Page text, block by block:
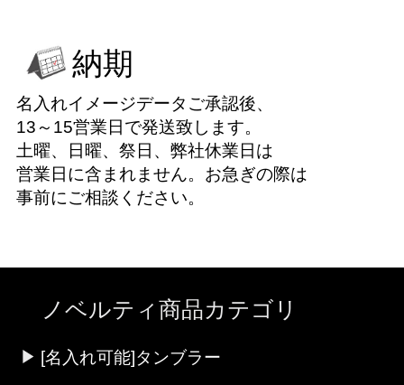
納期
名入れイメージデータご承認後、
13～15営業日で発送致します。
土曜、日曜、祭日、弊社休業日は
営業日に含まれません。お急ぎの際は
事前にご相談ください。
ノベルティ商品カテゴリ
[名入れ可能]タンブラー